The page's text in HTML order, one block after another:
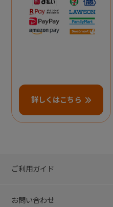
詳しくはこちら
ご利用ガイド
お問い合わせ